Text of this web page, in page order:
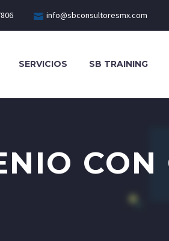
info@sbconsultoresmx.com
SERVICIOS SB TRAINING
CON